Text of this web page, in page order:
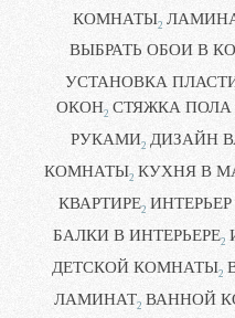
КОМНАТЫ2
ВЫБРАТЬ ОБОИ В
УСТАНОВКА
ОКОН2 СТЯЖКА
РУКАМИ2 ДИЗАЙН
КОМНАТЫ2 КУХНЯ В
КВАРТИРЕ2
БАЛКИ В ИНТЕРЬЕРЕ2
ДЕТСКОЙ КОМНАТЫ2
ЛАМИНАТ2 ВАННОЙ